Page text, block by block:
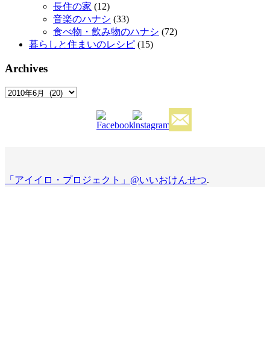
長住の家 (12)
音楽のハナシ (33)
食べ物・飲み物のハナシ (72)
暮らしと住まいのレシピ (15)
Archives
Archives
「アイイロ・プロジェクト」@いいおけんせつ.